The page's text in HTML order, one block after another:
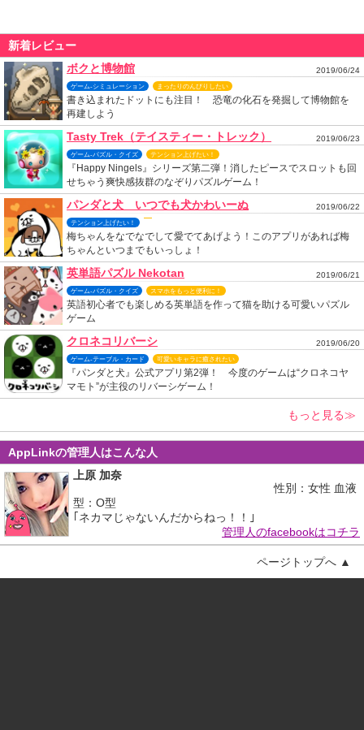
新着レビュー
ボクと博物館
2019/06/24
ゲーム-シミュレーション まったりのんびりしたい
書き込まれたドットにも注目！ 恐竜の化石を発掘して博物館を
再建しよう
Tasty Trek（テイスティー・トレック） 2019/06/23
ゲーム-パズル・クイズ テンション上げたい！
『Happy Ningels』シリーズ第二弾！消したピースでスロットも回
せちゃう爽快感抜群のなぞりパズルゲーム！
パンダと犬 いつでも犬かわいーぬ 2019/06/22
テンション上げたい！
梅ちゃんをなでなでして愛でてあげよう！このアプリがあれば梅
ちゃんといつまでもいっしょ！
英単語パズル Nekotan 2019/06/21
ゲーム-パズル・クイズ スマホをもっと便利に！
英語初心者でも楽しめる英単語を作って猫を助ける可愛いパズル
ゲーム
クロネコリバーシ 2019/06/20
ゲーム-テーブル・カード 可愛いキャラに癒されたい
『パンダと犬』公式アプリ第2弾！ 今度のゲームは“クロネコヤ
マモト”が主役のリバーシゲーム！
もっと見る≫
AppLinkの管理人はこんな人
上原 加奈
性別：女性 血液
型：O型
｢ネカマじゃないんだからねっ！！｣
管理人のfacebookはコチラ
ページトップへ ▲